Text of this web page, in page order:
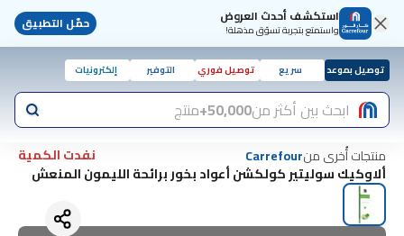
استكشف أحدث العروض
واستمتع بتجربة تسوّق مذهلة! حمّل التطبيق
توصيل بموعد سريع توصيل فوري التوفير إلكترونيات
ابحث بين أكثر من50,000+ منتج
منتجات أُخرى منCarrefour
نفدت الكمية
ألاوكيك سوليتير كولكشن أعواد بخور برائحة الليمون المنعش